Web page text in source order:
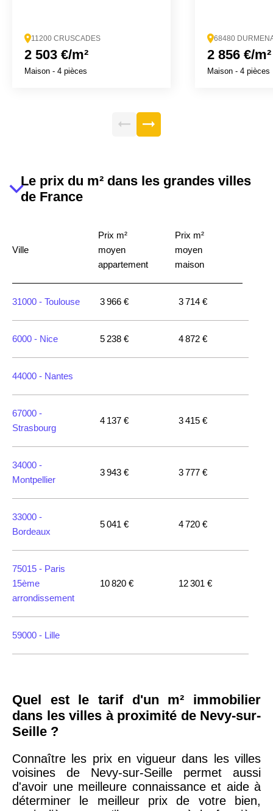
11200 CRUSCADES
2 503 €/m²
Maison - 4 pièces
68480
2 856 €/m²
Maison - 4 pièces
Le prix du m² dans les grandes villes
de France
Ville
Prix m²
moyen
appartement
Prix m²
moyen
maison
31000 - Toulouse 3 966 € 3 714 €
6000 - Nice 5 238 € 4 872 €
44000 - Nantes
67000 -
Strasbourg
4 137 € 3 415 €
34000 -
Montpellier
3 943 € 3 777 €
33000 -
Bordeaux
5 041 € 4 720 €
75015 - Paris
15ème
arrondissement
10 820 € 12 301 €
59000 - Lille
75018 -
Paris
18ème
arrondissement
10 114 €
75020 -Paris
20ème
arrondissement
9 623 € 11 141 €
Quel est le tarif d'un m² immobilier
dans les villes à proximité de Nevy-sur-
Seille ?
Connaître les prix en vigueur dans les villes
voisines de Nevy-sur-Seille permet aussi
d'avoir une meilleure connaissance et aide à
déterminer le meilleur prix de votre bien,